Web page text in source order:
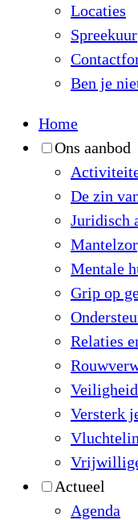
Locaties
Spreekuur
Ben je
Home
Ons aanbod
De zin
Juridisch
Mentale
Grip op
Relaties
Veiligheid
Versterk
Actueel
Agenda